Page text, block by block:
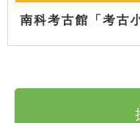
南科考古館「考古